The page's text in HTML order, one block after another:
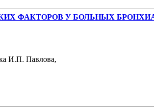
ФАКТОРОВ У БОЛЬНЫХ
И.П. Павлова,